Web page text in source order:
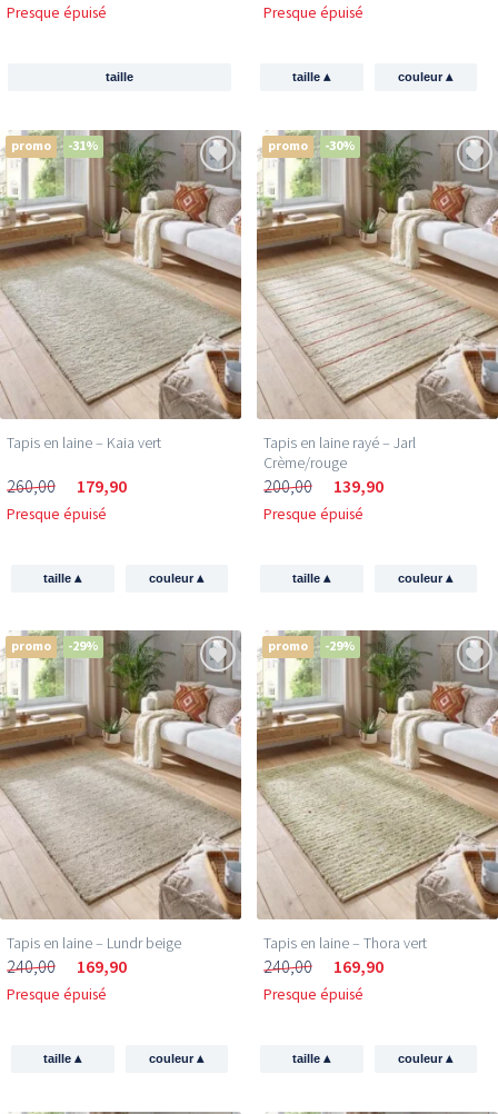
Presque épuisé
taille
Presque épuisé
taille▴ couleur▴
promo -31%
Tapis en laine – Kaia vert
260,00 179,90
Presque épuisé
taille▴ couleur▴
promo -30%
Tapis en laine rayé – Jarl
Crème/rouge
200,00 139,90
Presque épuisé
taille▴ couleur▴
promo -29%
Tapis en laine – Lundr beige
240,00 169,90
Presque épuisé
taille▴ couleur▴
promo -29%
Tapis en laine – Thora vert
240,00 169,90
Presque épuisé
taille▴ couleur▴